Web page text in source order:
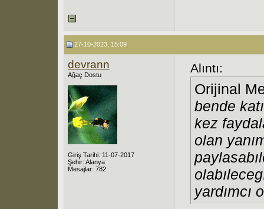
27-10-2023, 15:09
devrann
Ağaç Dostu
Giriş Tarihi: 11-07-2017
Şehir: Alanya
Mesajlar: 782
Alıntı:
Orijinal
bende
kez
olan
yardımcı